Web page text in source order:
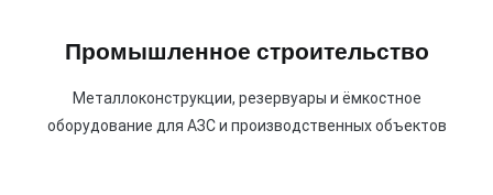
содержимомуПромышленное строительство
Металлоконструкции, резервуары и ёмкостное
оборудование для АЗС и производственных объектов